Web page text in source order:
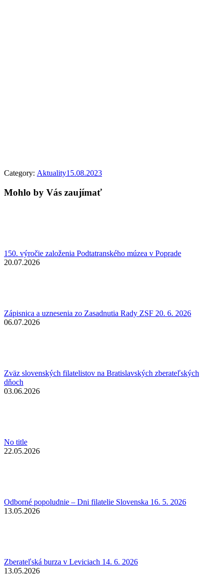
Category: Aktuality15.08.2023
Mohlo by Vás zaujímať
150. výročie založenia Podtatranského múzea v Poprade
20.07.2026
Zápisnica a uznesenia zo Zasadnutia Rady ZSF 20. 6. 2026
06.07.2026
Zväz slovenských filatelistov na Bratislavských zberateľských
dňoch
03.06.2026
No title
22.05.2026
Odborné popoludnie – Dni filatelie Slovenska 16. 5. 2026
13.05.2026
Zberateľská burza v Leviciach 14. 6. 2026
13.05.2026